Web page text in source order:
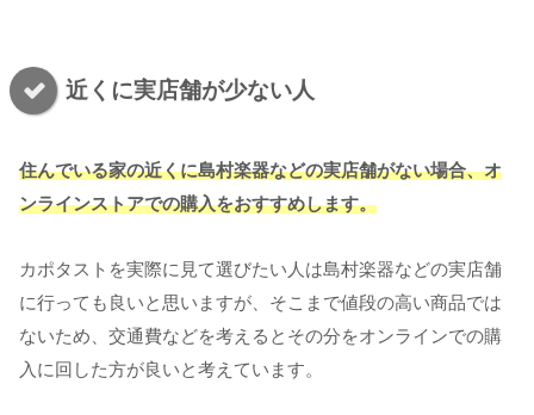
近くに実店舗が少ない人
住んでいる家の近くに島村楽器などの実店舗がない場合、オ
ンラインストアでの購入をおすすめします。
カポタストを実際に見て選びたい人は島村楽器などの実店舗
に行っても良いと思いますが、そこまで値段の高い商品では
ないため、交通費などを考えるとその分をオンラインでの購
入に回した方が良いと考えています。